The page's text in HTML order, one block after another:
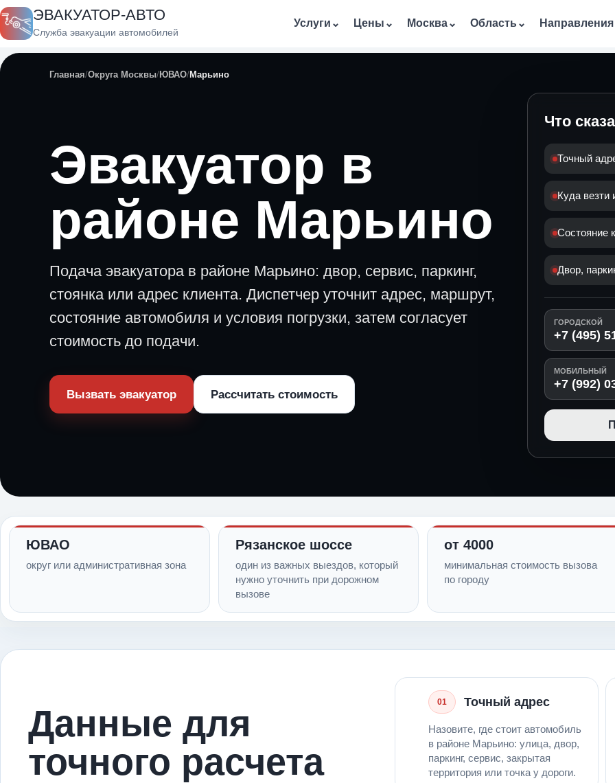
ЭВАКУАТОР-АВТО
Служба эвакуации автомобилей
Услуги ⌄ Цены ⌄ Москва⌄ Область ⌄ Направления
Главная Округа Москвы ЮВАО Марьино
Эвакуатор в
районе Марьино
Подача эвакуатора в районе Марьино: двор, сервис, паркинг,
стоянка или адрес клиента. Диспетчер уточнит адрес, маршрут,
состояние автомобиля и условия погрузки, затем согласует
стоимость до подачи.
Вызвать эвакуатор Рассчитать стоимость
Что
Точный
Куда везти
Состояние
Двор,
ГОРОДСКОЙ
+7 (495)
МОБИЛЬНЫЙ
+7 (992)
ЮВАО
округ или административная зона
Рязанское шоссе
один из важных выездов, который
нужно уточнить при дорожном
вызове
от 4000
минимальная стоимость вызова
по городу
Данные для
точного расчета
01 Точный адрес
Назовите, где стоит автомобиль
в районе Марьино: улица, двор,
паркинг, сервис, закрытая
территория или точка у дороги.